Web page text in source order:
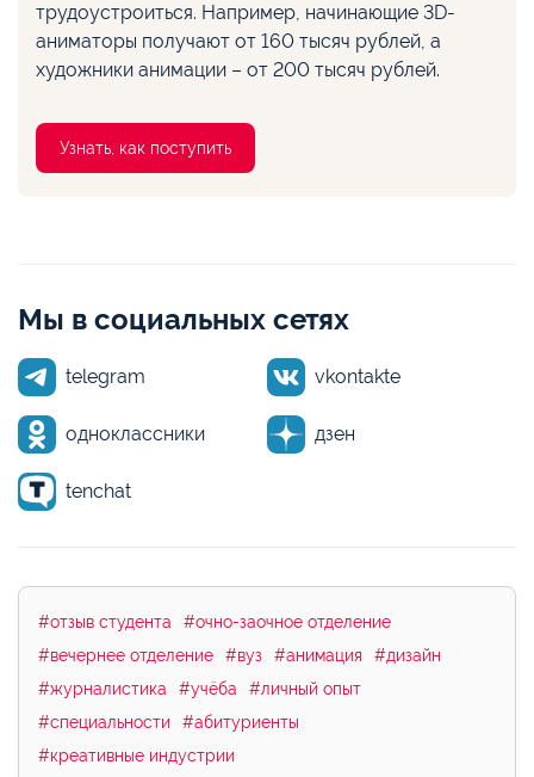
трудоустроиться. Например, начинающие 3D-
аниматоры получают от 160 тысяч рублей, а
художники анимации – от 200 тысяч рублей.
Узнать, как поступить
Мы в социальных сетях
telegram vkontakte
одноклассники дзен
tenchat
#отзыв студента
#очно-заочное отделение
#вечернее отделение
#вуз #анимация
#дизайн
#журналистика
#учёба
#личный опыт
#специальности
#абитуриенты
#креативные индустрии